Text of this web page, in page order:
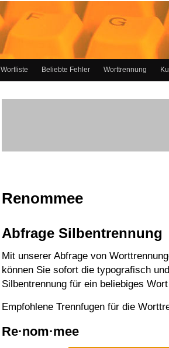
Wortliste Beliebte Fehler Worttrennung
Renommee
Abfrage Silbentrennung
Mit unserer Abfrage von
können Sie sofort die typografisch
Silbentrennung für ein beliebiges
Empfohlene Trennfugen für die
Re·nom·mee